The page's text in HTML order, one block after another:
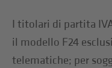
I titolari di partita
il modello F24
telematiche; per